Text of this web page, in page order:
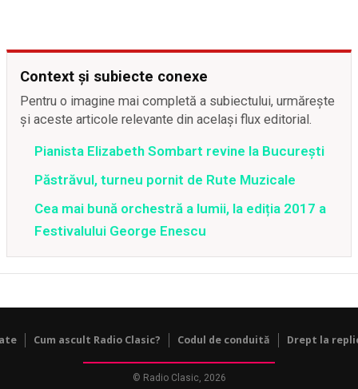
Context și subiecte conexe
Pentru o imagine mai completă a subiectului, urmărește
și aceste articole relevante din același flux editorial.
Pianista Elizabeth Sombart revine la Bucureşti
Păstrăvul, turneu pornit de Rute Muzicale
Cea mai bună orchestră a lumii, la ediția 2017 a
Festivalului George Enescu
Cum ascult Radio Clasic? Codul de conduită Drept la
© Radio Clasic, 2026